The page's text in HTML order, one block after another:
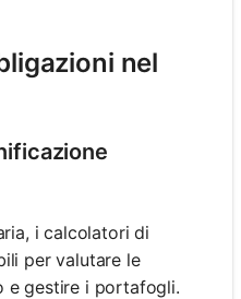
nel
i calcolatori di
per valutare le
e gestire i portafogli.